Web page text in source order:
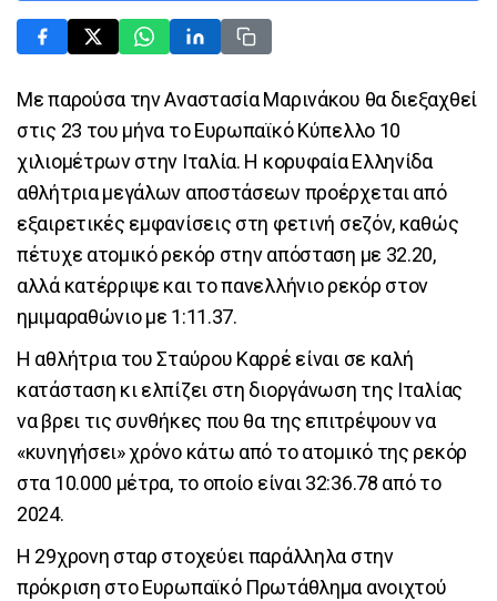
Με παρούσα την Αναστασία Μαρινάκου θα διεξαχθεί
στις 23 του μήνα το Ευρωπαϊκό Κύπελλο 10
χιλιομέτρων στην Ιταλία. Η κορυφαία Ελληνίδα
αθλήτρια μεγάλων αποστάσεων προέρχεται από
εξαιρετικές εμφανίσεις στη φετινή σεζόν, καθώς
πέτυχε ατομικό ρεκόρ στην απόσταση με 32.20,
αλλά κατέρριψε και το πανελλήνιο ρεκόρ στον
ημιμαραθώνιο με 1:11.37.
Η αθλήτρια του Σταύρου Καρρέ είναι σε καλή
κατάσταση κι ελπίζει στη διοργάνωση της Ιταλίας
να βρει τις συνθήκες που θα της επιτρέψουν να
«κυνηγήσει» χρόνο κάτω από το ατομικό της ρεκόρ
στα 10.000 μέτρα, το οποίο είναι 32:36.78 από το
2024.
Η 29χρονη σταρ στοχεύει παράλληλα στην
πρόκριση στο Ευρωπαϊκό Πρωτάθλημα ανοιχτού